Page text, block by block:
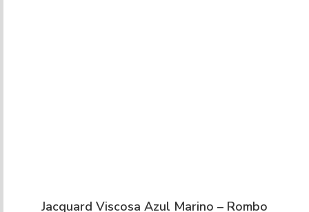
Jacquard Viscosa Azul Marino – Rombo